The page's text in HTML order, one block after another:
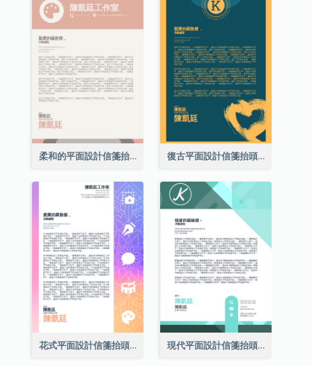
柔和的平面設計信箋抬頭 復古平面設計信箋抬頭
花式平面設計信箋抬頭 現代平面設計信箋抬頭